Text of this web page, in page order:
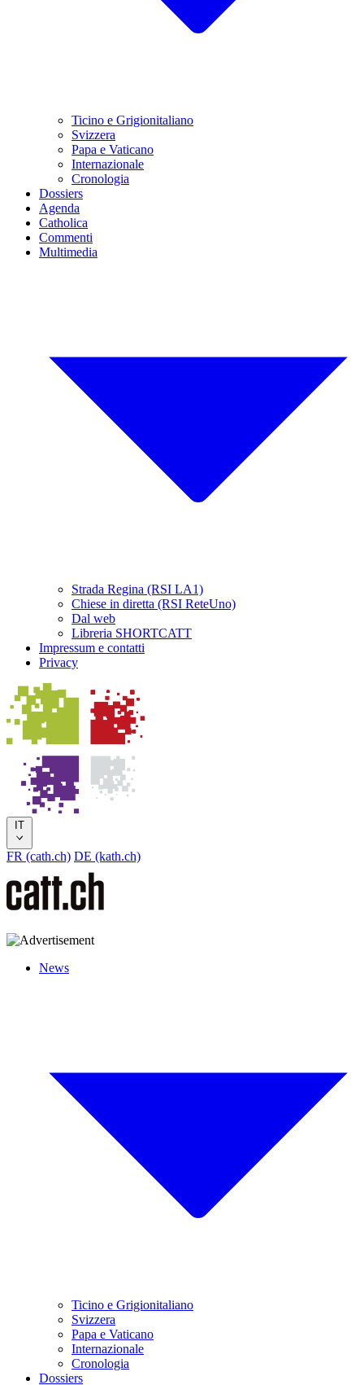
Ticino e Grigionitaliano
Svizzera
Papa e Vaticano
Internazionale
Cronologia
Dossiers
Agenda
Catholica
Commenti
Multimedia
Strada Regina (RSI LA1)
Chiese in diretta (RSI ReteUno)
Dal web
Libreria SHORTCATT
Impressum e contatti
Privacy
IT
FR (cath.ch) DE (kath.ch)
News
Ticino e Grigionitaliano
Svizzera
Papa e Vaticano
Internazionale
Cronologia
Dossiers